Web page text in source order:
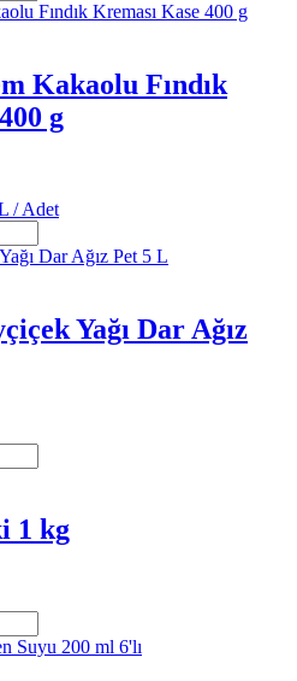
Kakaolu Fındık
g
/Adet
Yağı Dar Ağız
1 kg